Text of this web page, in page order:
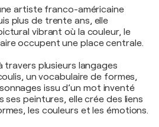
artiste franco-américaine
plus de trente ans, elle
vibrant où la couleur, le
occupent une place centrale.
travers plusieurs langages
un vocabulaire de formes,
issu d’un mot inventé
peintures, elle crée des liens
les couleurs et les émotions.